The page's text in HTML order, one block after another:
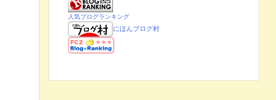
人気ブログランキング
にほんブログ村